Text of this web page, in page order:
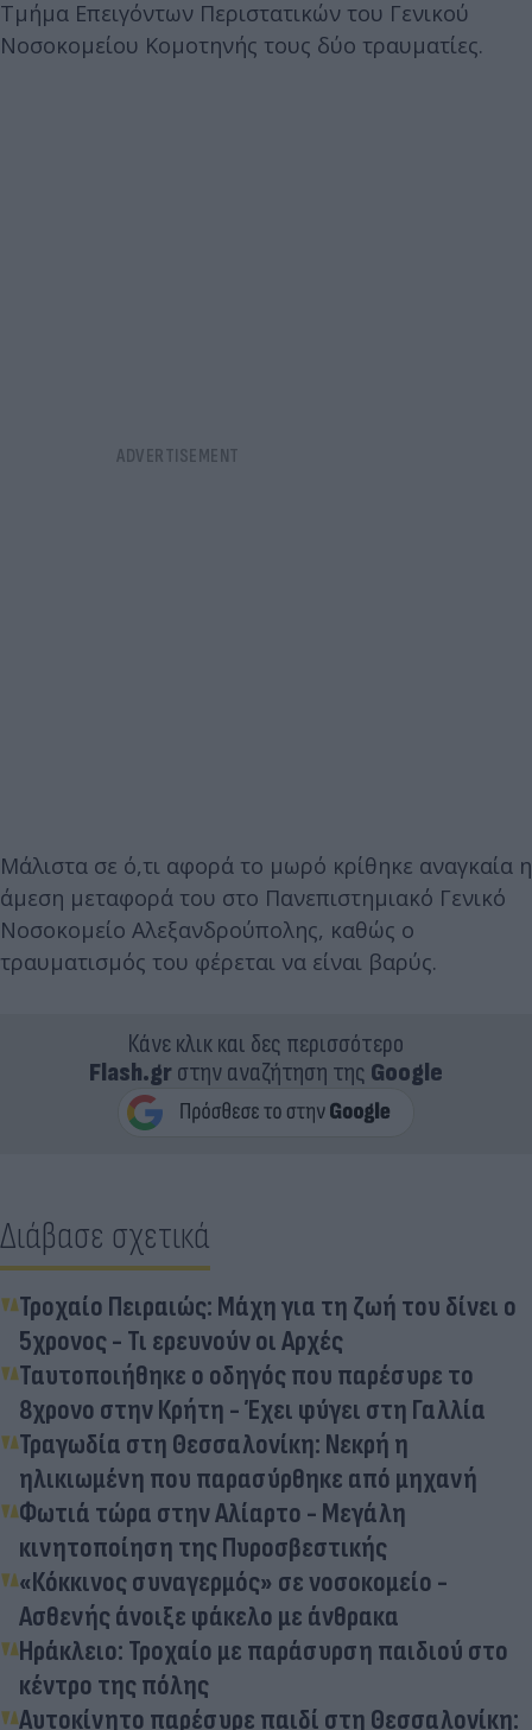
Τμήμα Επειγόντων Περιστατικών του Γενικού
Νοσοκομείου Κομοτηνής τους δύο τραυματίες.
Μάλιστα σε ό,τι αφορά το μωρό κρίθηκε αναγκαία η
άμεση μεταφορά του στο Πανεπιστημιακό Γενικό
Νοσοκομείο Αλεξανδρούπολης, καθώς ο
τραυματισμός του φέρεται να είναι βαρύς.
Κάνε κλικ και δες περισσότερο
Flash.grστην αναζήτηση της Google
Διάβασε σχετικά
Τροχαίο Πειραιώς: Μάχη για τη ζωή του δίνει ο
5χρονος - Τι ερευνούν οι Αρχές
Ταυτοποιήθηκε ο οδηγός που παρέσυρε το
8χρονο στην Κρήτη - Έχει φύγει στη Γαλλία
Τραγωδία στη Θεσσαλονίκη: Νεκρή η
ηλικιωμένη που παρασύρθηκε από μηχανή
Φωτιά τώρα στην Αλίαρτο - Μεγάλη
κινητοποίηση της Πυροσβεστικής
«Κόκκινος συναγερμός» σε νοσοκομείο -
Ασθενής άνοιξε φάκελο με άνθρακα
Ηράκλειο: Τροχαίο με παράσυρση παιδιού στο
κέντρο της πόλης
Αυτοκίνητο παρέσυρε παιδί στη Θεσσαλονίκη: